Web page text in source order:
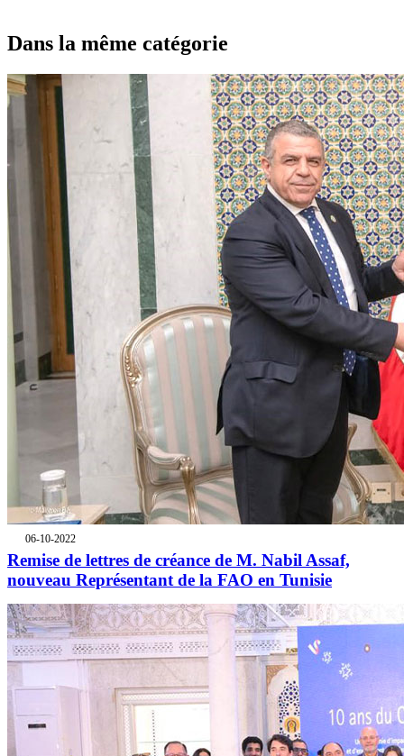
Dans la même catégorie
06-10-2022
Remise de lettres de créance de M. Nabil Assaf,
nouveau Représentant de la FAO en Tunisie